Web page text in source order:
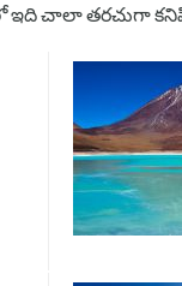
చాలా తరచుగా